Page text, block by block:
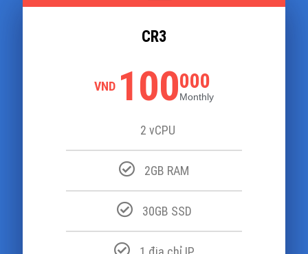
CR3
VND 100000
Monthly
2 vCPU
2GB RAM
30GB SSD